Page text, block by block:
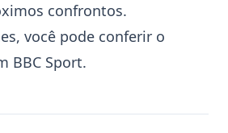
confrontos.
você pode conferir o
BBC Sport.